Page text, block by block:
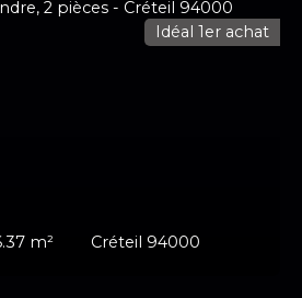
m² Créteil 94000
Idéal 1er achat